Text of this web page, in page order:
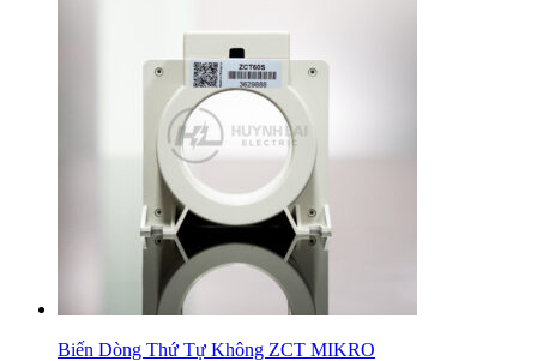
Biến Dòng Thứ Tự Không ZCT MIKRO